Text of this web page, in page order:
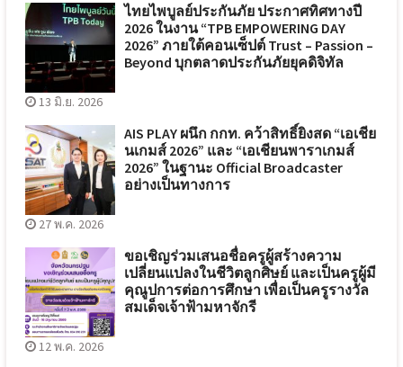
ไทยไพบูลย์ประกันภัย ประกาศทิศทางปี
2026 ในงาน “TPB EMPOWERING DAY
2026” ภายใต้คอนเซ็ปต์ Trust – Passion –
Beyond บุกตลาดประกันภัยยุคดิจิทัล
13 มิ.ย. 2026
AIS PLAY ผนึก กกท. คว้าสิทธิ์ยิงสด “เอเชีย
นเกมส์ 2026” และ “เอเชียนพาราเกมส์
2026” ในฐานะ Official Broadcaster
อย่างเป็นทางการ
27 พ.ค. 2026
ขอเชิญร่วมเสนอชื่อครูผู้สร้างความ
เปลี่ยนแปลงในชีวิตลูกศิษย์ และเป็นครูผู้มี
คุณูปการต่อการศึกษา เพื่อเป็นครูรางวัล
สมเด็จเจ้าฟ้ามหาจักรี
12 พ.ค. 2026